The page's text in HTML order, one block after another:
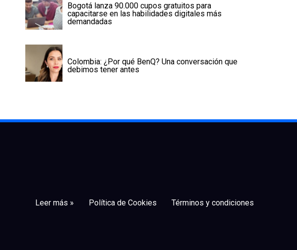
Bogotá lanza 90.000 cupos gratuitos para
capacitarse en las habilidades digitales más
demandadas
Colombia: ¿Por qué BenQ? Una conversación que
debimos tener antes
Leer más » Política de Cookies Términos y condiciones